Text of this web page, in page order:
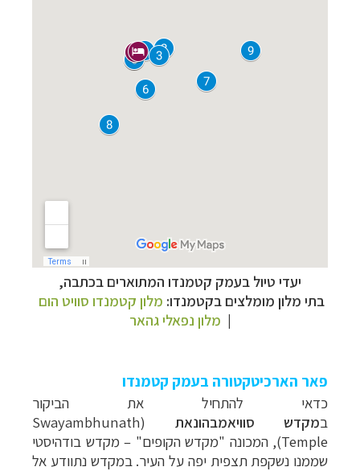
יעדי טיול בעמק קטמנדו המתוארים בכתבה,
בתי מלון מומלצים בקטמנדו: מלון קטמנדו סוויט הום
| מלון נפאלי גהאר
פאר הארכיטקטורה בעמק קטמנדו
כדאי להתחיל את הביקור
במקדש סוויאמבהונאת (
Swayambhunath
Temple), המכונה "מקדש הקופים" – מקדש בודהיסטי
שממנו נשקפת תצפית יפה על העיר. במקדשנתוודע אל